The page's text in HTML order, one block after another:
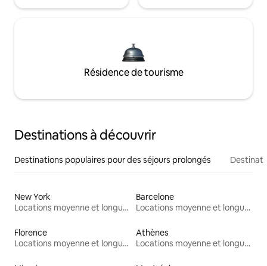
Résidence de tourisme
Destinations à découvrir
Destinations populaires pour des séjours prolongés
New York
Locations moyenne et longue durée
Barcelone
Locations moyenne et longue durée
Florence
Locations moyenne et longue durée
Athènes
Locations moyenne et longue durée